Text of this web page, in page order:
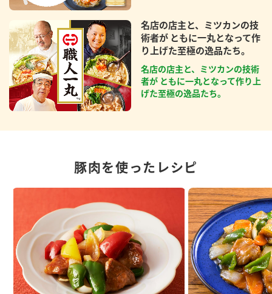
名店の店主と、ミツカンの技
術者が ともに一丸となって作
り上げた至極の逸品たち。
名店の店主と、ミツカンの技術
者が ともに一丸となって作り上
げた至極の逸品たち。
豚肉を使ったレシピ